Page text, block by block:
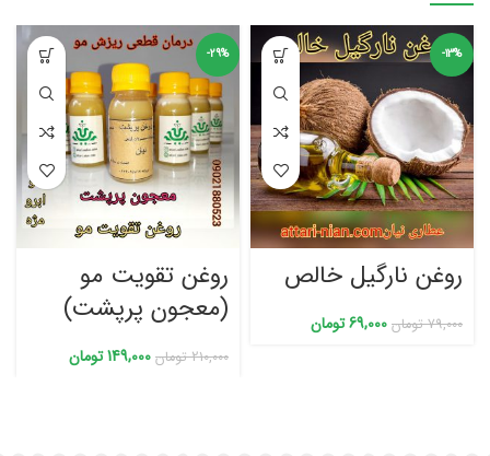
-13%
روغن نارگیل خالص
79,000 تومان 69,000تومان
-29%
روغن تقویت مو
(معجون پرپشت)
210,000 تومان 149,000تومان